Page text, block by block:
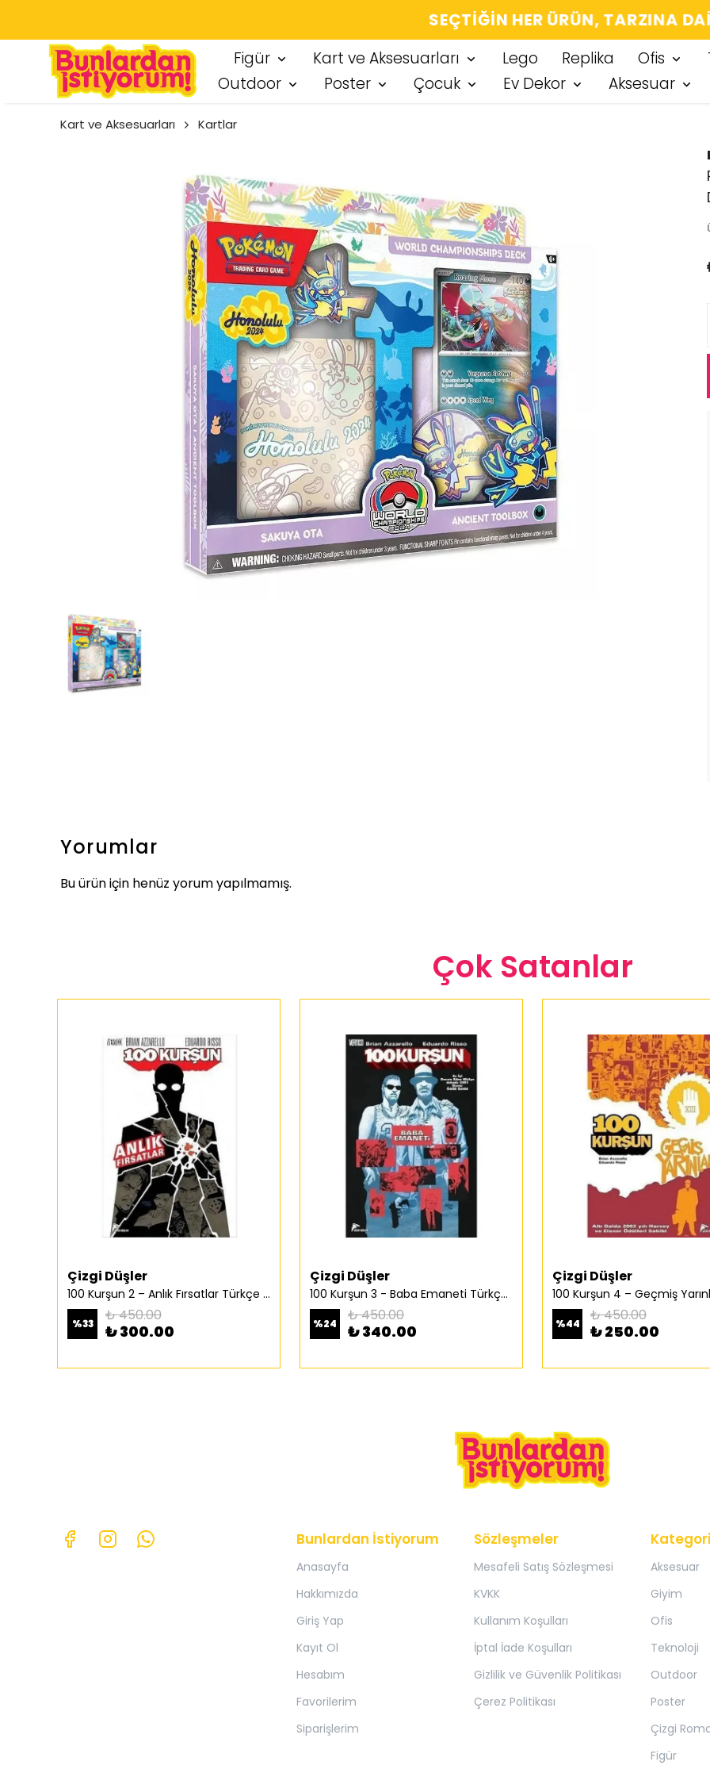
SEÇTIĞIN HER ÜRÜN, TARZINA DAIR KÜÇÜK
Figür Kart ve Aksesuarları Lego Replika Ofis
Outdoor
Poster Çocuk Ev Dekor Aksesuar
Kart ve Aksesuarları Kartlar
Yorumlar
Bu ürün için henüz yorum yapılmamış.
Çok Satanlar
Çizgi Düşler
100 Kurşun 2 – Anlık Fırsatlar Türkçe Çizgi Roman
%33 ₺ 450.00
₺ 300.00
Çizgi Düşler
100 Kurşun 3 - Baba Emaneti Türkçe Çizgi Roman
%24 ₺ 450.00
₺ 340.00
Çizgi Düşler
%44 ₺ 450.00
₺ 250.00
Bunlardan İstiyorum
Anasayfa
Hakkımızda
Giriş Yap
Kayıt Ol
Hesabım
Favorilerim
Siparişlerim
Sözleşmeler
Mesafeli Satış Sözleşmesi
KVKK
Kullanım Koşulları
İptal İade Koşulları
Gizlilik ve Güvenlik Politikası
Çerez Politikası
Aksesuar
Giyim
Ofis
Teknoloji
Outdoor
Poster
Çizgi
Figür